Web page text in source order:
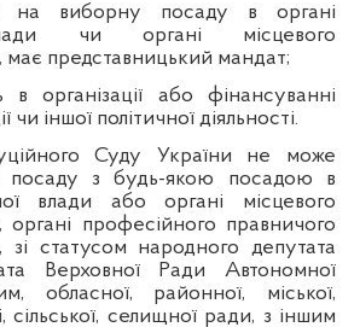
виборну посаду в органі
чи органі місцевого
має представницький мандат;
організації або фінансуванні
чи іншої політичної діяльності.
Суду України не може
посаду з будь-якою посадою в
влади або органі місцевого
органі професійного правничого
зі статусом народного депутата
Верховної Ради Автономної
обласної, районної, міської,
сільської, селищної ради, з іншим